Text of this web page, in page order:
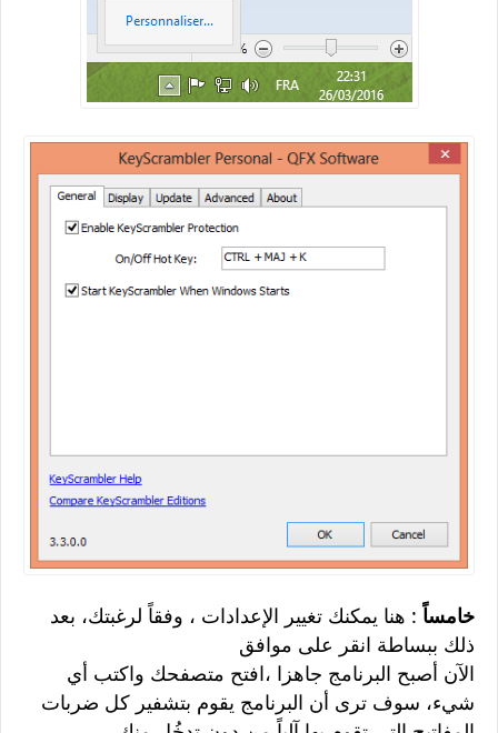
خامساً : هنا يمكنك تغيير الإعدادات ، وفقاً لرغبتك، بعد
ذلك ببساطة انقر على موافق
الآن أصبح البرنامج جاهزا ،افتح متصفحك واكتب أي
شيء، سوف ترى أن البرنامج يقوم بتشفير كل ضربات